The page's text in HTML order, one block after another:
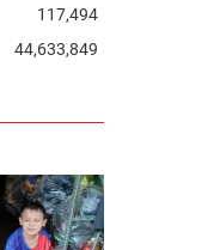
117,494
44,633,849